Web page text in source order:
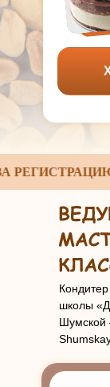
+
школы